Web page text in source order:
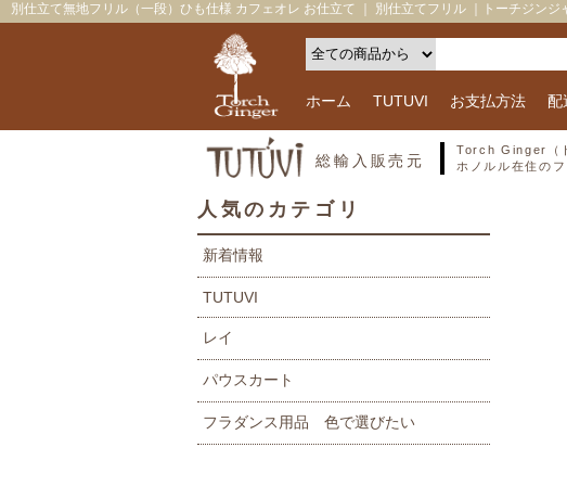
別仕立て無地フリル（一段）ひも仕様 カフェオレ お仕立て ｜ 別仕立てフリル ｜トーチジンジ
ホーム TUTUVI お支払方法 配
総輸入販売元
Torch Ginger（
ホノルル在住の
人気のカテゴリ
新着情報
TUTUVI
レイ
パウスカート
フラダンス用品 色で選びたい